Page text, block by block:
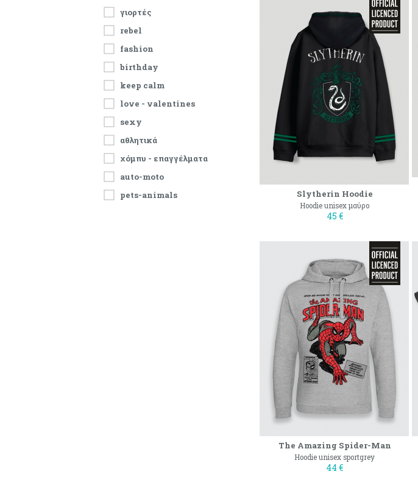
γιορτές
rebel
fashion
birthday
keep calm
love - valentines
sexy
αθλητικά
χόμπυ - επαγγέλματα
auto-moto
pets-animals
Slytherin Hoodie
Hoodie unisex μαύρο
45 €
The Amazing Spider-Man
Hoodie unisex sportgrey
44 €